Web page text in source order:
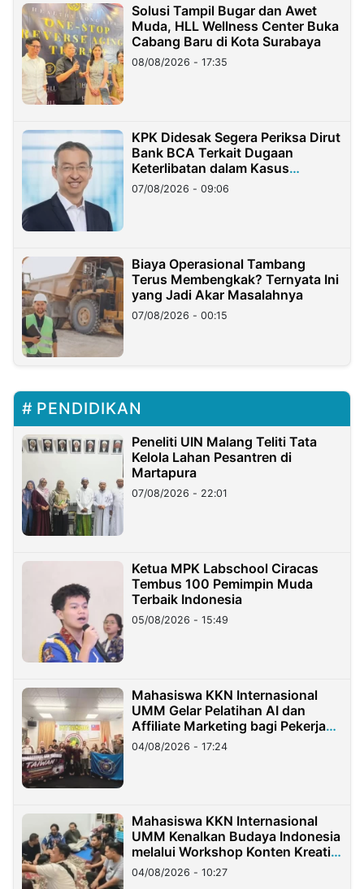
Solusi Tampil Bugar dan Awet
Muda, HLL Wellness Center Buka
Cabang Baru di Kota Surabaya
08/08/2026 - 17:35
KPK Didesak Segera Periksa Dirut
Bank BCA Terkait Dugaan
Keterlibatan dalam Kasus
Hilangnya Dana Nasabah Rp2,58
Miliar
07/08/2026 - 09:06
Biaya Operasional Tambang
Terus Membengkak? Ternyata Ini
yang Jadi Akar Masalahnya
07/08/2026 - 00:15
PENDIDIKAN
Peneliti UIN Malang Teliti Tata
Kelola Lahan Pesantren di
Martapura
07/08/2026 - 22:01
Ketua MPK Labschool Ciracas
Tembus 100 Pemimpin Muda
Terbaik Indonesia
05/08/2026 - 15:49
Mahasiswa KKN Internasional
UMM Gelar Pelatihan AI dan
Affiliate Marketing bagi Pekerja
Migran Indonesia di Taiwan
04/08/2026 - 17:24
Mahasiswa KKN Internasional
UMM Kenalkan Budaya Indonesia
melalui Workshop Konten Kreatif
di Taiwan
04/08/2026 - 10:27